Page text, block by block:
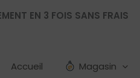
EN 3 FOIS SANS FRAIS
Accueil Magasin